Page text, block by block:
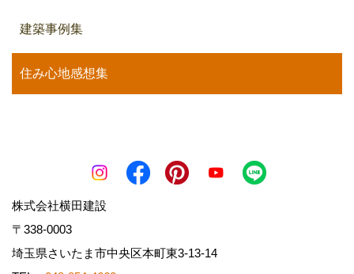
建築事例集
住み心地感想集
株式会社横田建設
〒338-0003
埼玉県さいたま市中央区本町東3-13-14